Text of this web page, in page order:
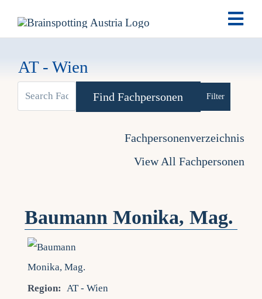
AT - Wien
View
Larger
Fachpersonenverzeichnis
View All Fachpersonen
Baumann Monika, Mag.
Region: AT - Wien